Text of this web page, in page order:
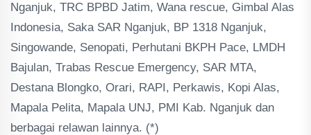
Nganjuk, TRC BPBD Jatim, Wana rescue, Gimbal Alas
Indonesia, Saka SAR Nganjuk, BP 1318 Nganjuk,
Singowande, Senopati, Perhutani BKPH Pace, LMDH
Bajulan, Trabas Rescue Emergency, SAR MTA,
Destana Blongko, Orari, RAPI, Perkawis, Kopi Alas,
Mapala Pelita, Mapala UNJ, PMI Kab. Nganjuk dan
berbagai relawan lainnya. (*)